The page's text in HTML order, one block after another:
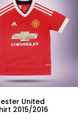
United
2015/2016